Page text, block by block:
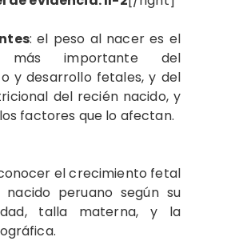
: el peso al nacer es el
más importante del
y desarrollo fetales, y del
del recién nacido, y
factores que lo afectan.
el crecimiento fetal
peruano según su
talla materna, y la